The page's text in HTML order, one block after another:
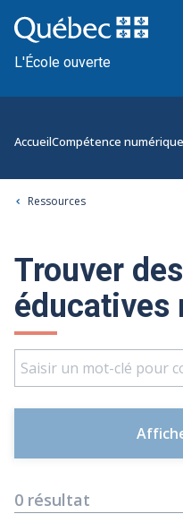
L'École ouverte
AccueilCompétence numérique
Ressources
Trouver
éducatives
0 résultat